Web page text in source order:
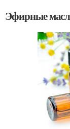
Эфирные